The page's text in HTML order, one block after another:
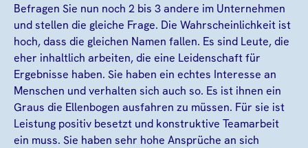
Befragen Sie nun noch 2 bis 3 andere im Unternehmen
und stellen die gleiche Frage. Die Wahrscheinlichkeit ist
hoch, dass die gleichen Namen fallen. Es sind Leute, die
eher inhaltlich arbeiten, die eine Leidenschaft für
Ergebnisse haben. Sie haben ein echtes Interesse an
Menschen und verhalten sich auch so. Es ist ihnen ein
Graus die Ellenbogen ausfahren zu müssen. Für sie ist
Leistung positiv besetzt und konstruktive Teamarbeit
ein muss. Sie haben sehr hohe Ansprüche an sich